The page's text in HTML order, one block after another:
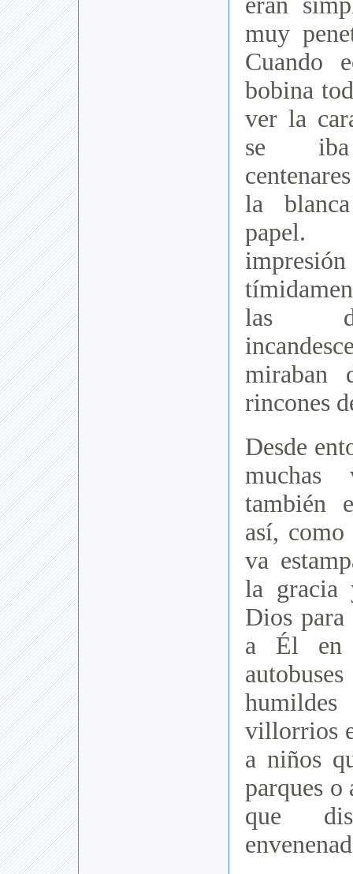
muy
Cuando
bobina
ver la
se iba
la
papel.
las
miraban
rincones
Desde
muchas
también
así,
va
la gracia
Dios para
a Él en
villorrios
a niños
parques o
que